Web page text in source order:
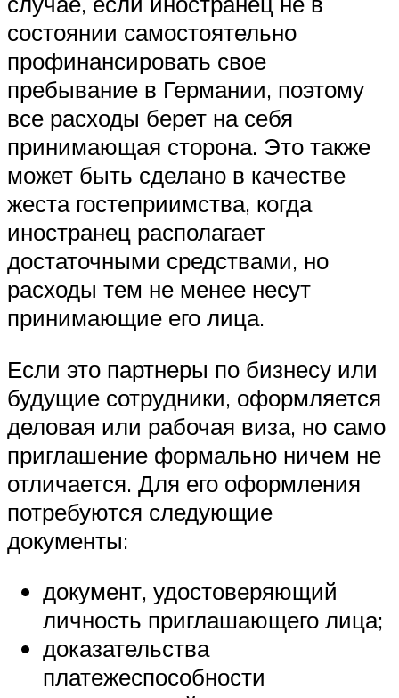
состоянии самостоятельно
профинансировать свое
пребывание в Германии, поэтому
все расходы берет на себя
принимающая сторона. Это также
может быть сделано в качестве
жеста гостеприимства, когда
иностранец располагает
достаточными средствами, но
расходы тем не менее несут
принимающие его лица.
Если это партнеры по бизнесу или
будущие сотрудники, оформляется
деловая или рабочая виза, но само
приглашение формально ничем не
отличается. Для его оформления
потребуются следующие
документы:
документ, удостоверяющий
личность приглашающего лица;
доказательства
платежеспособности